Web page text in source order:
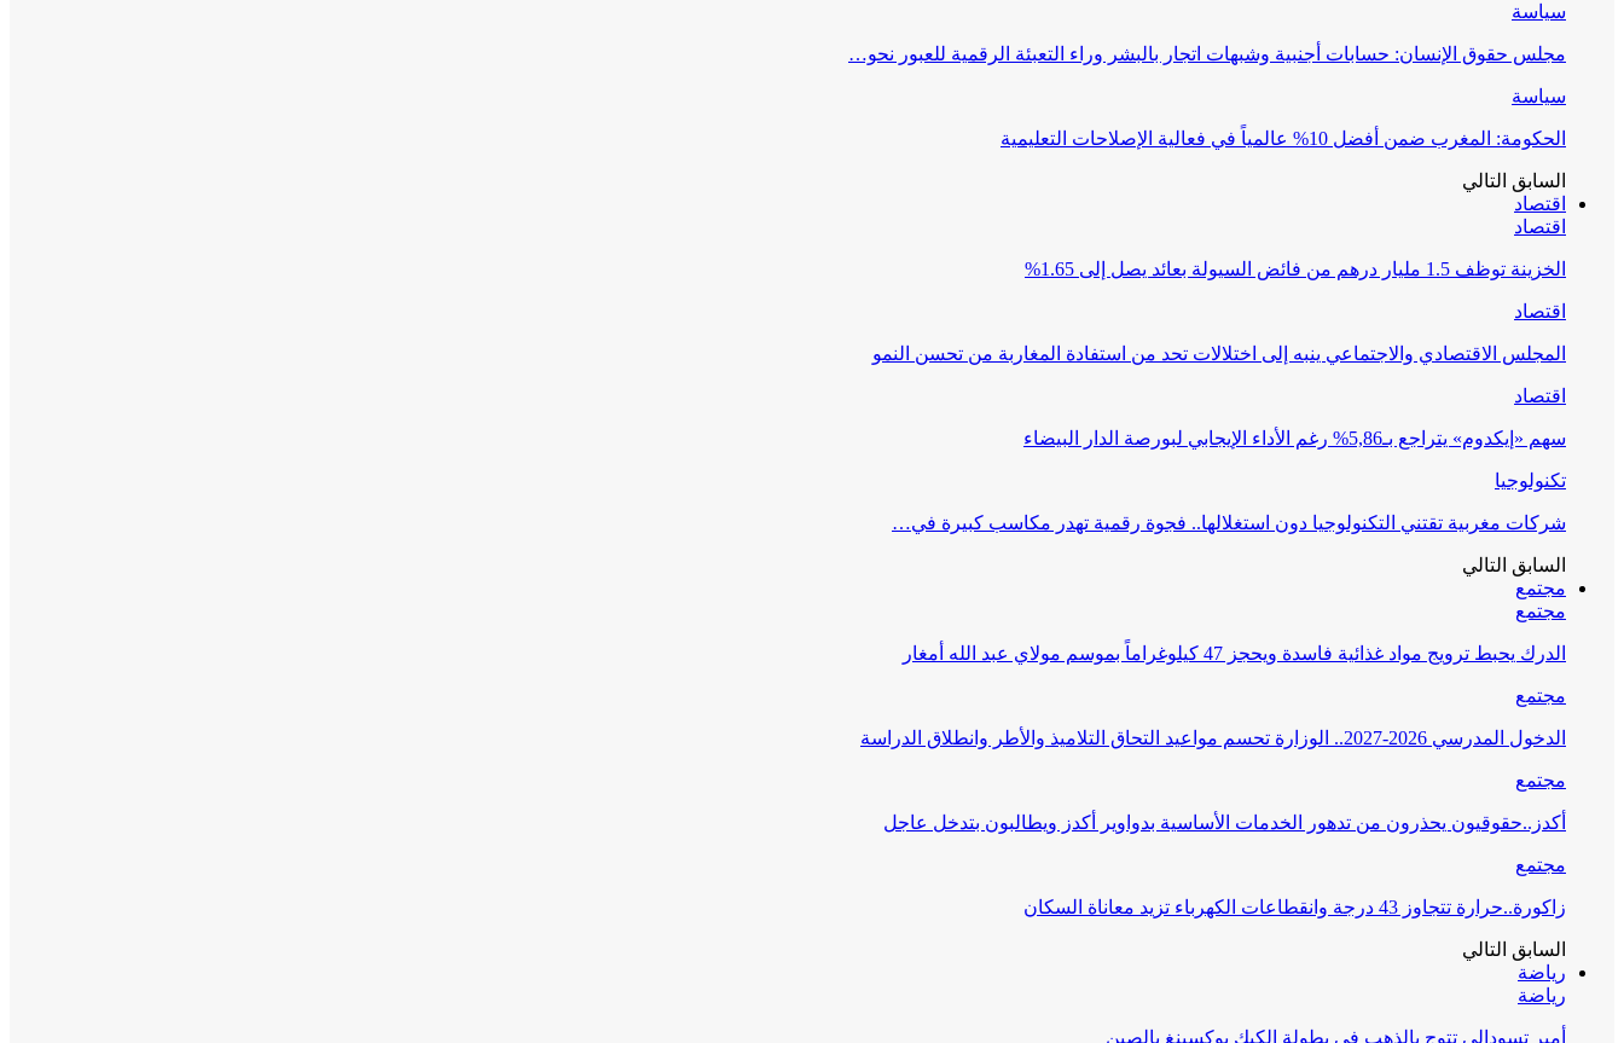
سياسة
مجلس حقوق الإنسان: حسابات أجنبية وشبهات اتجار بالبشر وراء التعبئة الرقمية للعبور نحو…
سياسة
الحكومة: المغرب ضمن أفضل 10% عالمياً في فعالية الإصلاحات التعليمية
السابق التالي
اقتصاد
اقتصاد
الخزينة توظف 1.5 مليار درهم من فائض السيولة بعائد يصل إلى 1.65%
اقتصاد
المجلس الاقتصادي والاجتماعي ينبه إلى اختلالات تحد من استفادة المغاربة من تحسن النمو
اقتصاد
سهم «إيكدوم» يتراجع بـ5,86% رغم الأداء الإيجابي لبورصة الدار البيضاء
تكنولوجيا
شركات مغربية تقتني التكنولوجيا دون استغلالها.. فجوة رقمية تهدر مكاسب كبيرة في…
السابق التالي
مجتمع
مجتمع
الدرك يحبط ترويج مواد غذائية فاسدة ويحجز 47 كيلوغراماً بموسم مولاي عبد الله أمغار
مجتمع
الدخول المدرسي 2026-2027.. الوزارة تحسم مواعيد التحاق التلاميذ والأطر وانطلاق الدراسة
مجتمع
أكدز..حقوقيون يحذرون من تدهور الخدمات الأساسية بدواوير أكدز ويطالبون بتدخل عاجل
مجتمع
زاكورة..حرارة تتجاوز 43 درجة وانقطاعات الكهرباء تزيد معاناة السكان
السابق التالي
رياضة
رياضة
أمبر تسودالي تتوج بالذهب في بطولة الكيك بوكسينغ بالصين